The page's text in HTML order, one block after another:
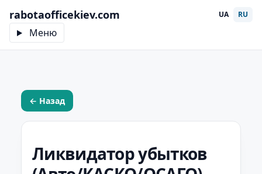
rabotaofficekiev.com
Меню
UA RU
← Назад
Ликвидатор убытков